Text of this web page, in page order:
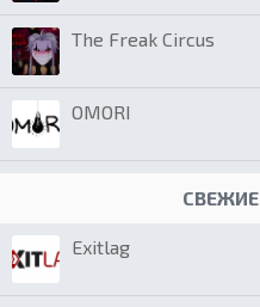
The Freak Circus
OMORI
Exitlag